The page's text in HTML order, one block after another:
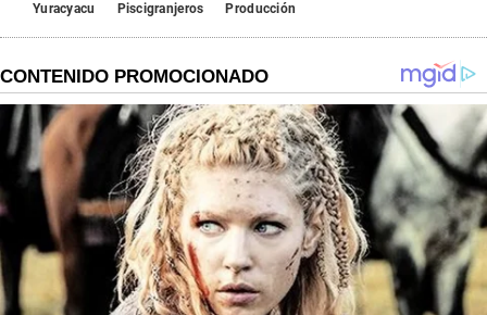
Yuracyacu Piscigranjeros Producción